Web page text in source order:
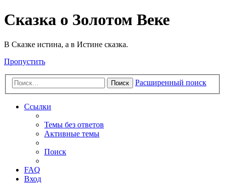
Сказка о Золотом Веке
В Сказке истина, а в Истине сказка.
Пропустить
Поиск Расширенный поиск
Ссылки
Темы без ответов
Активные темы
Поиск
FAQ
Вход